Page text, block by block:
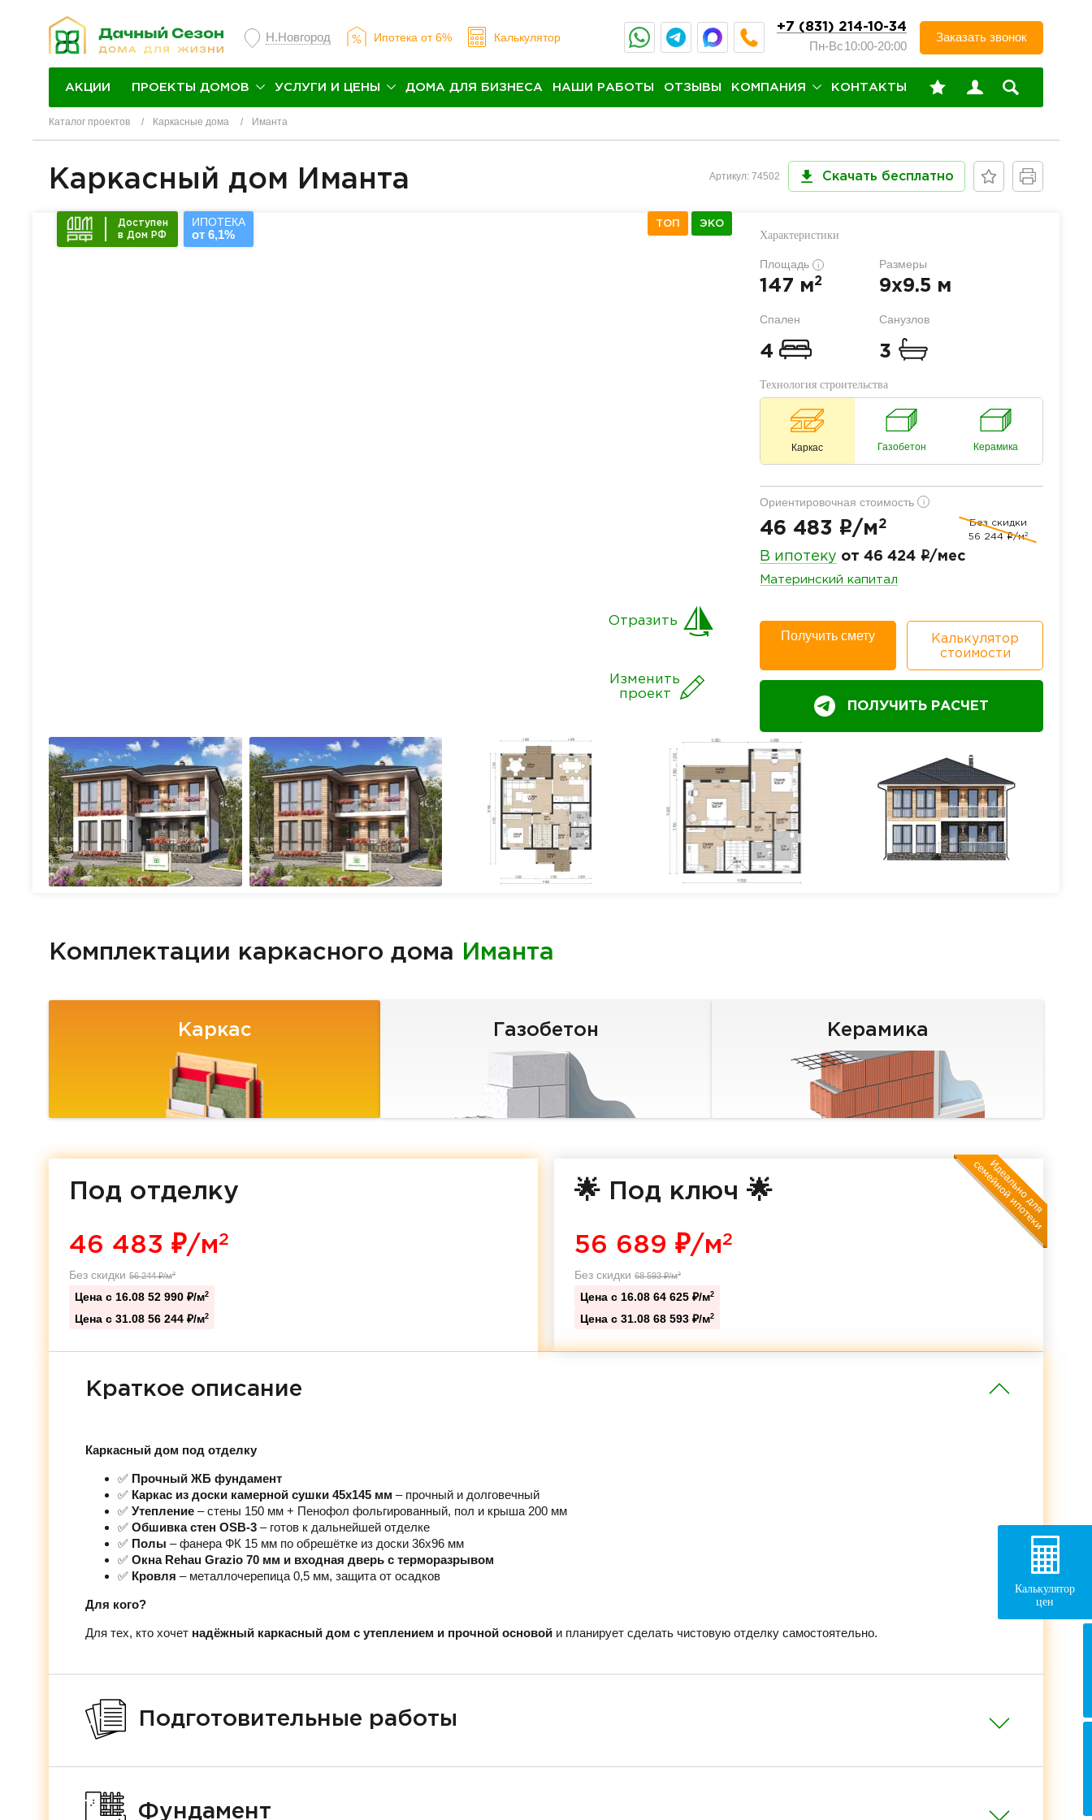
Н.Новгород Ипотека от 6% Калькулятор
+7 (831) 214-10-34
Пн-Вс10:00-20:00
Заказать звонок
АКЦИИ ПРОЕКТЫ ДОМОВ УСЛУГИ И ЦЕНЫ ДОМА ДЛЯ БИЗНЕСА НАШИ РАБОТЫ ОТЗЫВЫ КОМПАНИЯ КОНТАКТЫ
Каталог проектов Каркасные дома Иманта
Каркасный дом Иманта Артикул: 74502 Скачать бесплатно
Доступен
в Дом РФ
ИПОТЕКА
от 6,1%
ТОП ЭКО
Изменить
проект
Отразить
Характеристики
Площадь i
147 м2
Размеры
9x9.5 м
Спален
4
Санузлов
3
Технология строительства
Каркас Газобетон Керамика
Ориентировочная стоимость i
46 483 i/м 2
Без скидки
56 244 i/м2
В ипотеку от 46 424 i/мес
Материнский капитал
Получить смету
Калькулятор
стоимости
ПОЛУЧИТЬ РАСЧЕТ
Комплектации каркасного дома Иманта
Каркас Газобетон Керамика
Под отделку
46 483 ₽/м2
Без скидки 56 244₽/м2
Цена с 16.08 52 990 ₽/м2
Цена с 31.08 56 244 ₽/м2
🌟 Под ключ 🌟
56 689 ₽/м2
Без скидки 68 593₽/м2
Цена с 16.08 64 625 ₽/м2
Цена с 31.08 68 593 ₽/м2
Краткое описание
Каркасный дом под отделку
✅ Прочный ЖБ фундамент
✅ Каркас из доски камерной сушки 45х145 мм – прочный и долговечный
✅ Утепление – стены 150 мм + Пенофол фольгированный, пол и крыша 200 мм
✅ Обшивка стен OSB-3 – готов к дальнейшей отделке
✅ Полы – фанера ФК 15 мм по обрешётке из доски 36х96 мм
✅ Окна Rehau Grazio 70 мм и входная дверь с терморазрывом
✅ Кровля – металлочерепица 0,5 мм, защита от осадков
Для кого?
Для тех, кто хочет надёжный каркасный дом с утеплением и прочной основой и планирует сделать чистовую отделку самостоятельно.
Подготовительные работы
Фундамент
Калькулятор
цен